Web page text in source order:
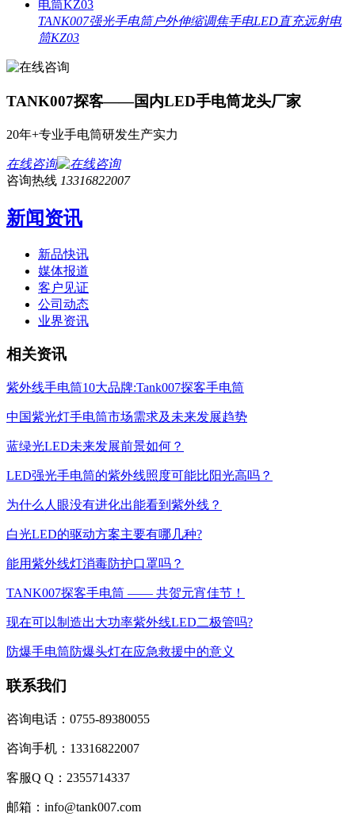
TANK007强光手电筒户外伸缩调焦手电LED直充远射电
筒KZ03
TANK007探客——国内LED手电筒龙头厂家
20年+专业手电筒研发生产实力
在线咨询
咨询热线 13316822007
新闻资讯
新品快讯
媒体报道
客户见证
公司动态
业界资讯
相关资讯
紫外线手电筒10大品牌:Tank007探客手电筒
中国紫光灯手电筒市场需求及未来发展趋势
蓝绿光LED未来发展前景如何？
LED强光手电筒的紫外线照度可能比阳光高吗？
为什么人眼没有进化出能看到紫外线？
白光LED的驱动方案主要有哪几种?
能用紫外线灯消毒防护口罩吗？
TANK007探客手电筒 —— 共贺元宵佳节！
现在可以制造出大功率紫外线LED二极管吗?
防爆手电筒防爆头灯在应急救援中的意义
联系我们
咨询电话：0755-89380055
咨询手机：13316822007
客服Q Q：2355714337
邮箱：info@tank007.com